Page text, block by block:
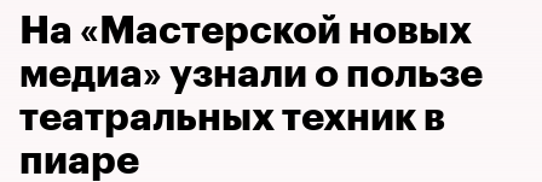
На «Мастерской новых
медиа» узнали о пользе
театральных техник в
пиаре